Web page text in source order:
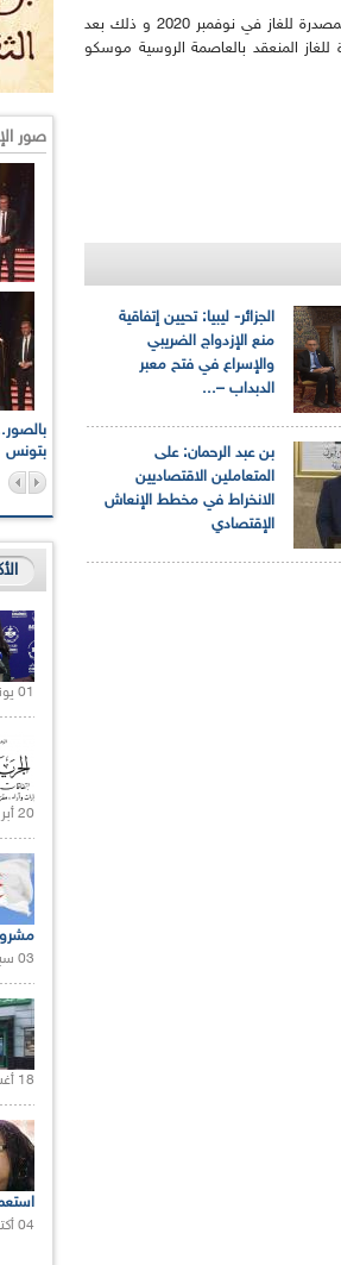
من جهة أخرى، ستحتضن الجزائر الاجتماع الوزاري الثاني و العشرين لمنتدى الدول المصدرة للغاز في نوفمبر 2020 و ذلك بعد
الوزاري الـ 21 لمنتدى الدول المصدرة للغاز المنعقد بالعاصمة الروسية موسكو
الجزائر- ليبيا: تحيين إتفاقية
منع الإزدواج الضريبي
والإسراع في فتح معبر
الدبداب –...
بن عبد الرحمان: على
المتعاملين الاقتصاديين
الانخراط في مخطط الإنعاش
الإقتصادي
صور
بتونس
تقف دقيقة صمت ترحما على أرواح شهداء
01 يونيو 2021 |
20 أبريل 2021 |
03 سبتمبر 2020 |
18 أغسطس 2020 |
04 أكتوبر 2020 |